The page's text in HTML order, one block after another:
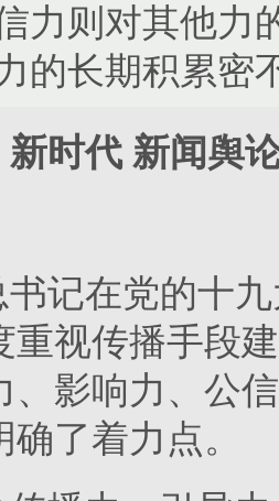
力则对其他力
的长期积累密
新时代 新闻舆
书记在党的十
重视传播手段
、影响力、公
了着力点。